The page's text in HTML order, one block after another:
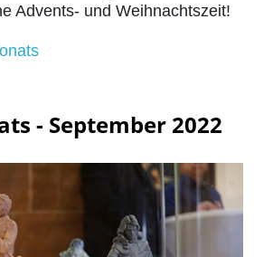
Advents- und Weihnachtszeit!
- September 2022